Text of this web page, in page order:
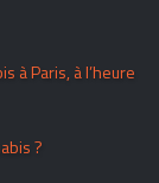
à Paris, à l’heure
?